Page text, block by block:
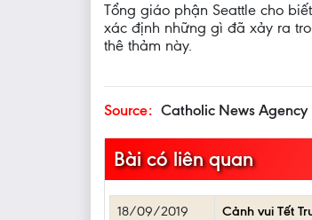
Tổng giáo phận Seattle cho
xác định những gì đã xảy ra
thê thảm này.
Source: Catholic News Agency
Bài có liên quan
18/09/2019 Cảnh vui Tết